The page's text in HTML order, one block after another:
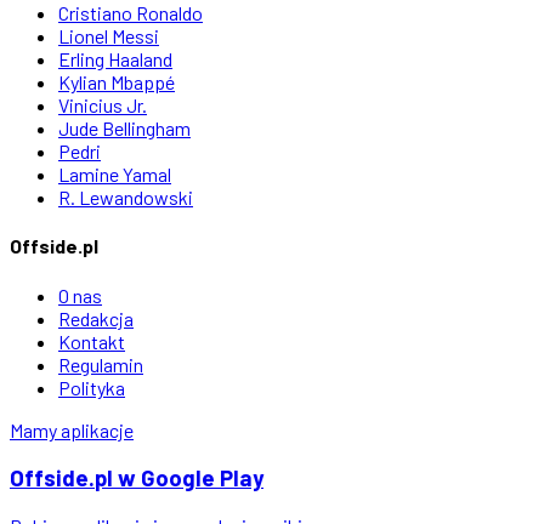
Cristiano Ronaldo
Lionel Messi
Erling Haaland
Kylian Mbappé
Vinicius Jr.
Jude Bellingham
Pedri
Lamine Yamal
R. Lewandowski
Offside.pl
O nas
Redakcja
Kontakt
Regulamin
Polityka
Mamy aplikacje
Offside.pl w Google Play